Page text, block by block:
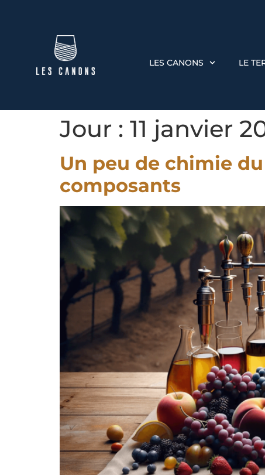
LES CANONS LE
Jour : 11 janvier
Un peu de chimie
composants